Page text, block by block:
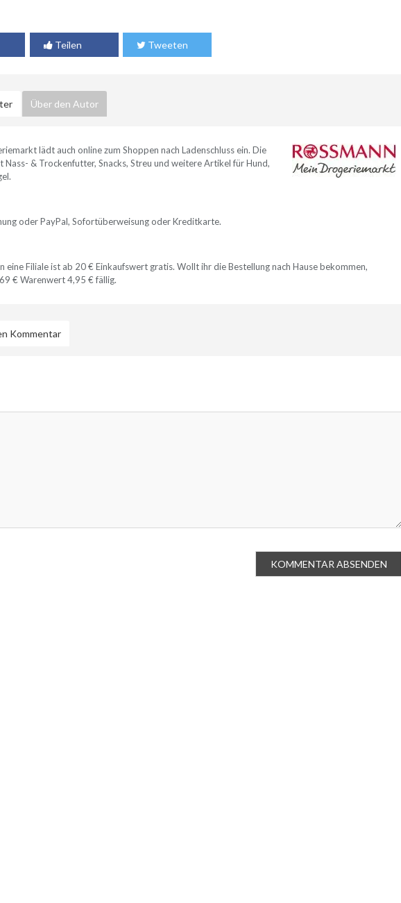
Teilen Tweeten
Über den Autor
lädt auch online zum Shoppen nach Ladenschluss ein. Die
Nass- & Trockenfutter, Snacks, Streu und weitere Artikel für Hund,
oder PayPal, Sofortüberweisung oder Kreditkarte.
eine Filiale ist ab 20 € Einkaufswert gratis. Wollt ihr die Bestellung nach Hause bekommen,
€ Warenwert 4,95 € fällig.
Kommentar